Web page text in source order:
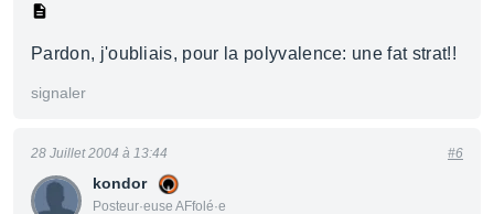
Pardon, j'oubliais, pour la polyvalence: une fat strat!!
signaler
kondor
Posteur·euse AFfolé·e
28 Juillet 2004 à 13:44 #6